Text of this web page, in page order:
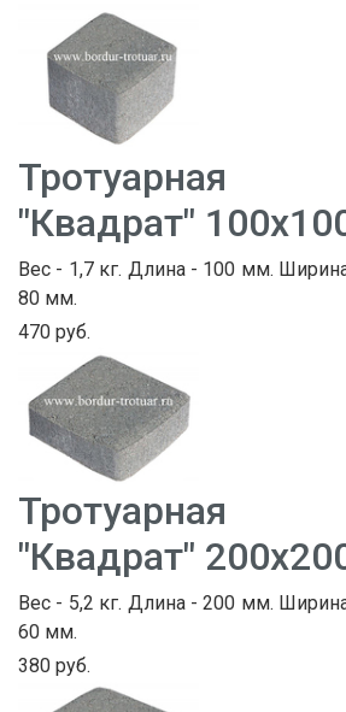
Тротуарная
"Квадрат"
Вес - 1,7 кг. Длина - 100 мм.
80 мм.
470 руб.
Тротуарная
"Квадрат"
Вес - 5,2 кг. Длина - 200 мм.
60 мм.
380 руб.